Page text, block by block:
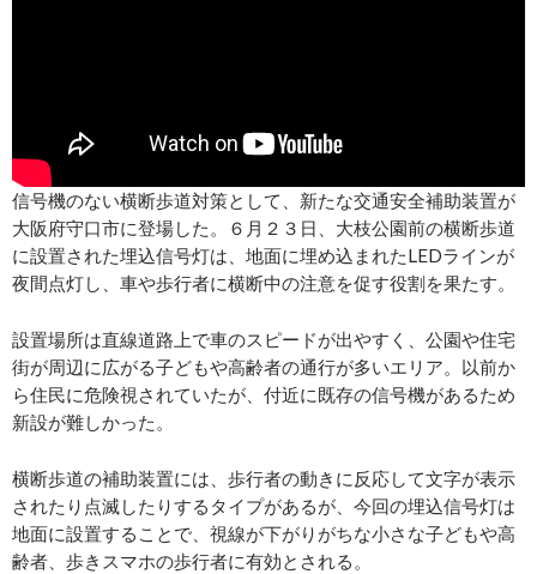
信号機のない横断歩道対策として、新たな交通安全補助装置が
大阪府守口市に登場した。６月２３日、大枝公園前の横断歩道
に設置された埋込信号灯は、地面に埋め込まれたLEDラインが
夜間点灯し、車や歩行者に横断中の注意を促す役割を果たす。
設置場所は直線道路上で車のスピードが出やすく、公園や住宅
街が周辺に広がる子どもや高齢者の通行が多いエリア。以前か
ら住民に危険視されていたが、付近に既存の信号機があるため
新設が難しかった。
横断歩道の補助装置には、歩行者の動きに反応して文字が表示
されたり点滅したりするタイプがあるが、今回の埋込信号灯は
地面に設置することで、視線が下がりがちな小さな子どもや高
齢者、歩きスマホの歩行者に有効とされる。